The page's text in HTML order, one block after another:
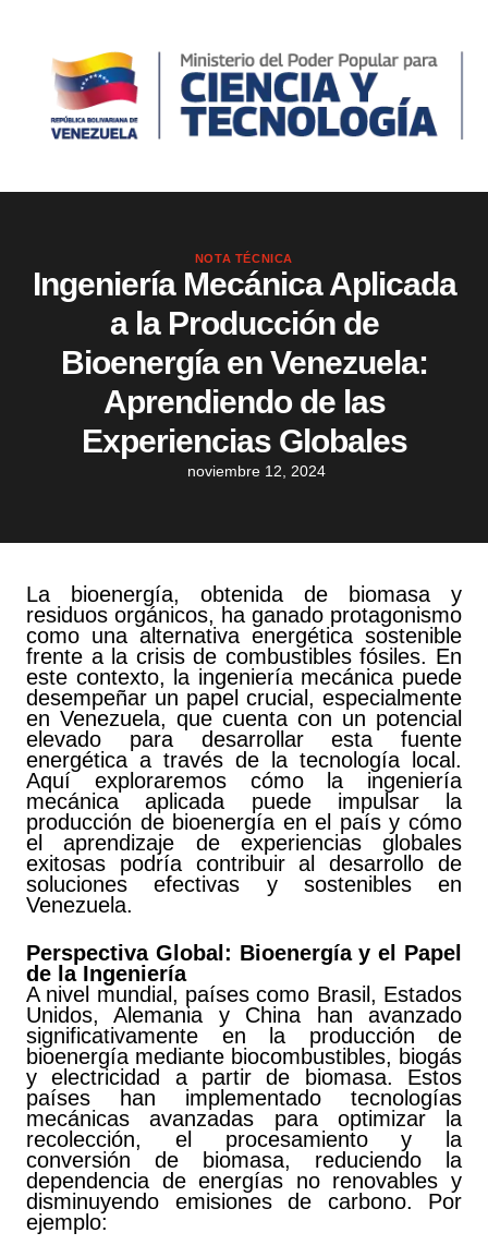
NOTA TÉCNICA
Ingeniería Mecánica Aplicada
a la Producción de
Bioenergía en Venezuela:
Aprendiendo de las
Experiencias Globales
noviembre 12, 2024
La bioenergía, obtenida de biomasa y
residuos orgánicos, ha ganado protagonismo
como una alternativa energética sostenible
frente a la crisis de combustibles fósiles. En
este contexto, la ingeniería mecánica puede
desempeñar un papel crucial, especialmente
en Venezuela, que cuenta con un potencial
elevado para desarrollar esta fuente
energética a través de la tecnología local.
Aquí exploraremos cómo la ingeniería
mecánica aplicada puede impulsar la
producción de bioenergía en el país y cómo
el aprendizaje de experiencias globales
exitosas podría contribuir al desarrollo de
soluciones efectivas y sostenibles en
Venezuela.
Perspectiva Global: Bioenergía y el Papel
de la Ingeniería
A nivel mundial, países como Brasil, Estados
Unidos, Alemania y China han avanzado
significativamente en la producción de
bioenergía mediante biocombustibles, biogás
y electricidad a partir de biomasa. Estos
países han implementado tecnologías
mecánicas avanzadas para optimizar la
recolección, el procesamiento y la
conversión de biomasa, reduciendo la
dependencia de energías no renovables y
disminuyendo emisiones de carbono. Por
ejemplo: